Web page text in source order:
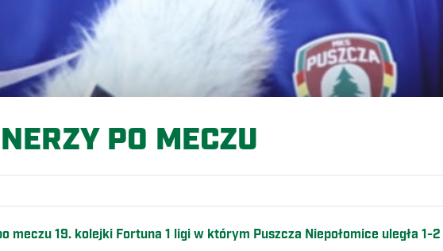
PO MECZU
19. kolejki Fortuna 1 ligi w którym Puszcza Niepołomice uległa 1-2